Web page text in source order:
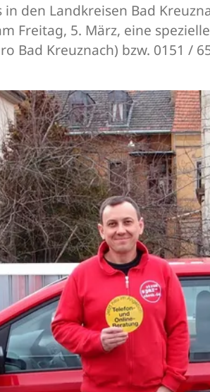
den Landkreisen Bad
Freitag, 5. März, eine
Bad Kreuznach) bzw. 0151 /